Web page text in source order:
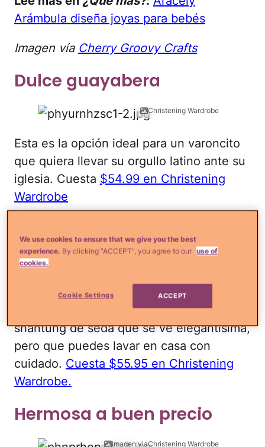
Arámbula diseña joyas para bebés
Imagen vía Cherry Groovy Crafts
Dulce guayabera
Christening Wardrobe
Esta es la opción ideal para un varoncito
que quiera llevar su orgullo latino ante su
iglesia. Cuesta $54.99 en Christening
Wardrobe
Si tienes un gusto más tradicional pero
sobrio, te vas a enamorar de esta bata de
shantung de seda que se ve elegantísima,
pero que puedes lavar en casa con
cuidado. Cuesta $55.95 en Christening
Wardrobe.
Hermosa a buen precio
Imagen viaChristening Wardrobe
We use cookies to ensure that we give you the best
experience. By clicking “ACCEPT”, you agree to our use of
cookies.
Cookie Settings ACCEPT